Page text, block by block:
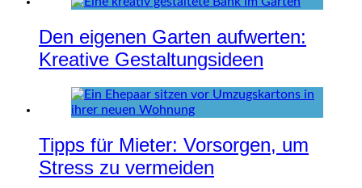
Den eigenen Garten aufwerten:
Kreative Gestaltungsideen
Tipps für Mieter: Vorsorgen, um
Stress zu vermeiden